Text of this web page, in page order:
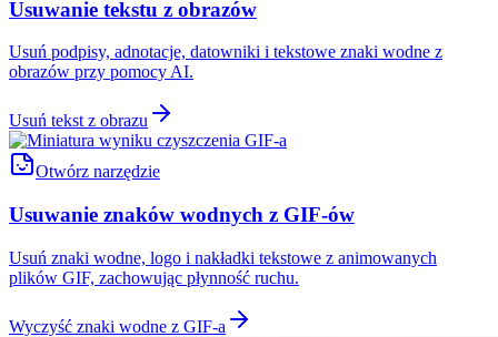
Usuwanie tekstu z obrazów
Usuń podpisy, adnotacje, datowniki i tekstowe znaki wodne z
obrazów przy pomocy AI.
Usuń tekst z obrazu
Otwórz narzędzie
Usuwanie znaków wodnych z GIF-ów
Usuń znaki wodne, logo i nakładki tekstowe z animowanych
plików GIF, zachowując płynność ruchu.
Wyczyść znaki wodne z GIF-a